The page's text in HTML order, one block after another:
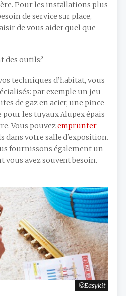
Pour les installations plus
de service sur place,
de vous aider quel que
des outils?
techniques d’habitat, vous
par exemple un jeu
de gaz en acier, une pince
les tuyaux Alupex épais
Vous pouvezemprunter
dans votre salle d'exposition.
fournissons également un
vous avez souvent besoin.
Easykit